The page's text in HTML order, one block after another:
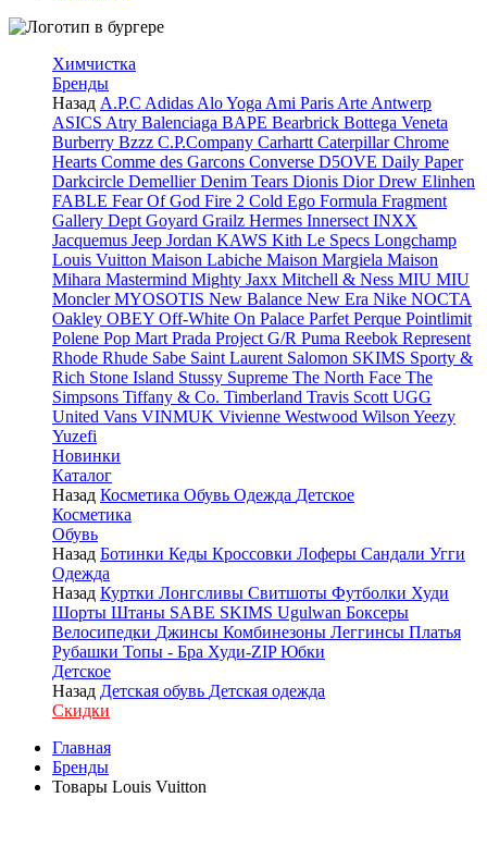
Химчистка
Бренды
Назад A.P.C Adidas Alo Yoga Ami Paris Arte Antwerp
ASICS Atry Balenciaga BAPE Bearbrick Bottega Veneta
Burberry Bzzz C.P.Company Carhartt CaterpillarChrome
Hearts Comme des Garcons Converse D5OVE Daily Paper
Darkcircle DemellierDenim Tears Dionis DiorDrew Elinhen
FABLE Fear Of God Fire 2 Cold Ego Formula Fragment
Gallery Dept Goyard Grailz Hermes Innersect INXX
Jacquemus Jeep Jordan KAWS Kith Le Specs Longchamp
Louis Vuitton Maison Labiche Maison Margiela Maison
Mihara Mastermind Mighty Jaxx Mitchell & Ness MIU MIU
MonclerMYOSOTIS New Balance New Era Nike NOCTA
Oakley OBEY Off-White On Palace Parfet Perque Pointlimit
Polene Pop Mart Prada Project G/R Puma Reebok Represent
Rhode Rhude Sabe Saint Laurent Salomon SKIMS Sporty &
Rich Stone Island Stussy Supreme The North Face The
Simpsons Tiffany & Co. Timberland Travis Scott UGG
United Vans VINMUK Vivienne Westwood Wilson Yeezy
Yuzefi
Новинки
Каталог
Назад Косметика Обувь Одежда Детское
Косметика
Обувь
Назад Ботинки Кеды Кроссовки Лоферы Сандали Угги
Одежда
Назад Куртки Лонгсливы Свитшоты Футболки Худи
Шорты Штаны SABE SKIMS Ugulwan Боксеры
Велосипедки Джинсы Комбинезоны Леггинсы Платья
Рубашки Топы - Бра Худи-ZIPЮбки
Детское
Назад Детская обувь Детская одежда
Скидки
Главная
Бренды
Товары Louis Vuitton